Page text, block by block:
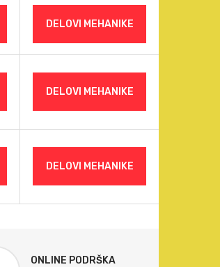
DELOVI MEHANIKE
DELOVI MEHANIKE
DELOVI MEHANIKE
ONLINE PODRŠKA